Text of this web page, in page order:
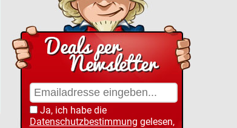
Ja, ich habe die
Datenschutzbestimmung gelesen,